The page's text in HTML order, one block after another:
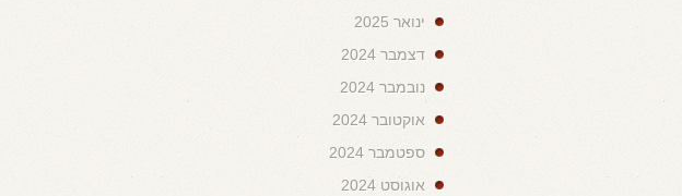
ינואר 2025
דצמבר 2024
נובמבר 2024
אוקטובר 2024
ספטמבר 2024
אוגוסט 2024